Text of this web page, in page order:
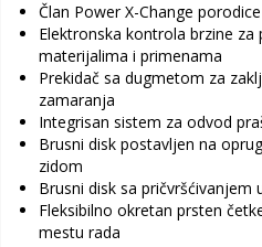
Član Power X-Change porodice
Elektronska kontrola brzine
materijalima i primenama
Prekidač sa dugmetom za
zamaranja
Integrisan sistem za odvod
Brusni disk postavljen na
zidom
Brusni disk sa pričvršćivanjem
Fleksibilno okretan prsten
mestu rada